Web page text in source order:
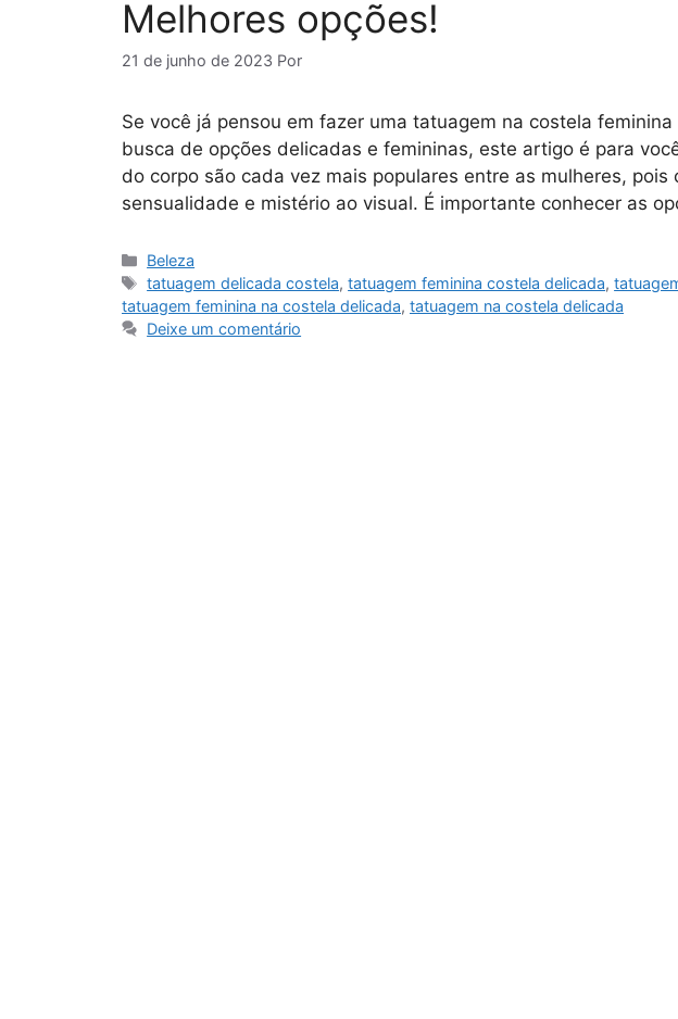
Melhores opções!
21 de junho de 2023 Por
Se você já pensou em fazer uma tatuagem na costela
busca de opções delicadas e femininas, este artigo é para
do corpo são cada vez mais populares entre as mulheres, pois
sensualidade e mistério ao visual. É importante conhecer as
Categorias
Beleza
Tags
tatuagem delicada costela,tatuagem feminina costela delicada,
tatuagem feminina na costela delicada, tatuagem na costela delicada
Deixe um comentário